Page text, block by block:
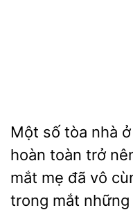
Một số tòa nhà
hoàn toàn trở
mắt mẹ đã vô
trong mắt